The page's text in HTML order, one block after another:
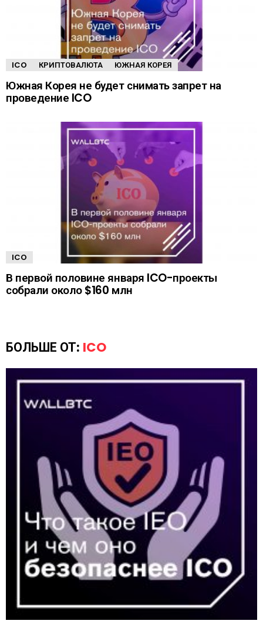
ICO КРИПТОВАЛЮТА ЮЖНАЯ КОРЕЯ
Южная Корея не будет снимать запрет на
проведение ICO
ICO
В первой половине января ICO-проекты
собрали около $160 млн
БОЛЬШЕ ОТ: ICO